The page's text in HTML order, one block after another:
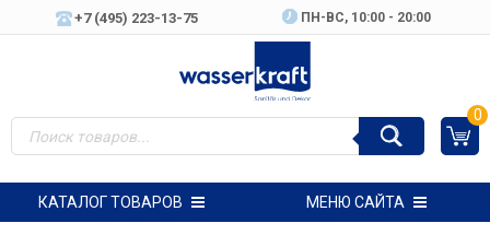
+7 (495) 223-13-75 ПН-ВC, 10:00 - 20:00
0
КАТАЛОГ ТОВАРОВ МЕНЮ САЙТА